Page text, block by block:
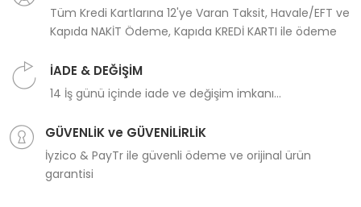
Tüm Kredi Kartlarına 12'ye Varan Taksit, Havale/EFT ve
Kapıda NAKİT Ödeme, Kapıda KREDİ KARTI ile ödeme
İADE & DEĞİŞİM
14 İş günü içinde iade ve değişim imkanı...
GÜVENLİK ve GÜVENİLİRLİK
İyzico & PayTr ile güvenli ödeme ve orijinal ürün
garantisi